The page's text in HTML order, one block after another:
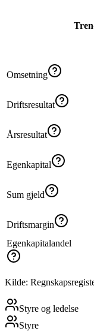
Omsetning
Driftsresultat
Årsresultat
Egenkapital
Sum gjeld
Driftsmargin
Egenkapitalandel
Kilde:
Styre og ledelse
Styre